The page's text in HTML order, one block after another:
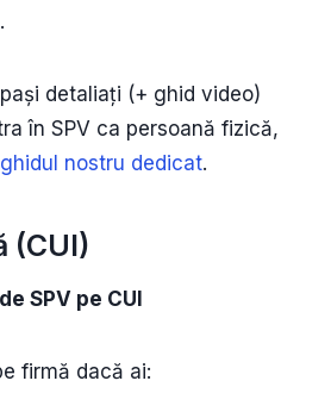
detaliați (+ ghid video)
în SPV ca persoană fizică,
nostru dedicat.
(CUI)
SPV pe CUI
firmă dacă ai: